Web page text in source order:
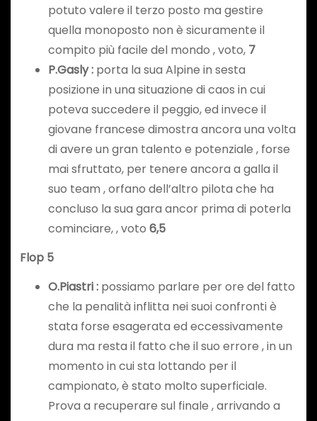
potuto valere il terzo posto ma gestire
quella monoposto non è sicuramente il
compito più facile del mondo , voto, 7
P.Gasly:porta la sua Alpine in sesta
posizione in una situazione di caos in cui
poteva succedere il peggio, ed invece il
giovane francese dimostra ancora una volta
di avere un gran talento e potenziale , forse
mai sfruttato, per tenere ancora a galla il
suo team , orfano dell’altro pilota che ha
concluso la sua gara ancor prima di poterla
cominciare, , voto 6,5
Flop 5
O.Piastri: possiamo parlare per ore del fatto
che la penalità inflitta nei suoi confronti è
stata forse esagerata ed eccessivamente
dura ma resta il fatto che il suo errore , in un
momento in cui sta lottando per il
campionato, è stato molto superficiale.
Prova a recuperare sul finale , arrivando a